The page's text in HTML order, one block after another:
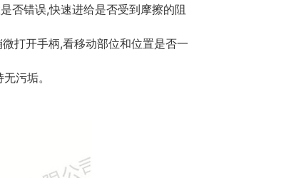
否错误,快速进给是否受到摩擦的阻
打开手柄,看移动部位和位置是否一
污垢。